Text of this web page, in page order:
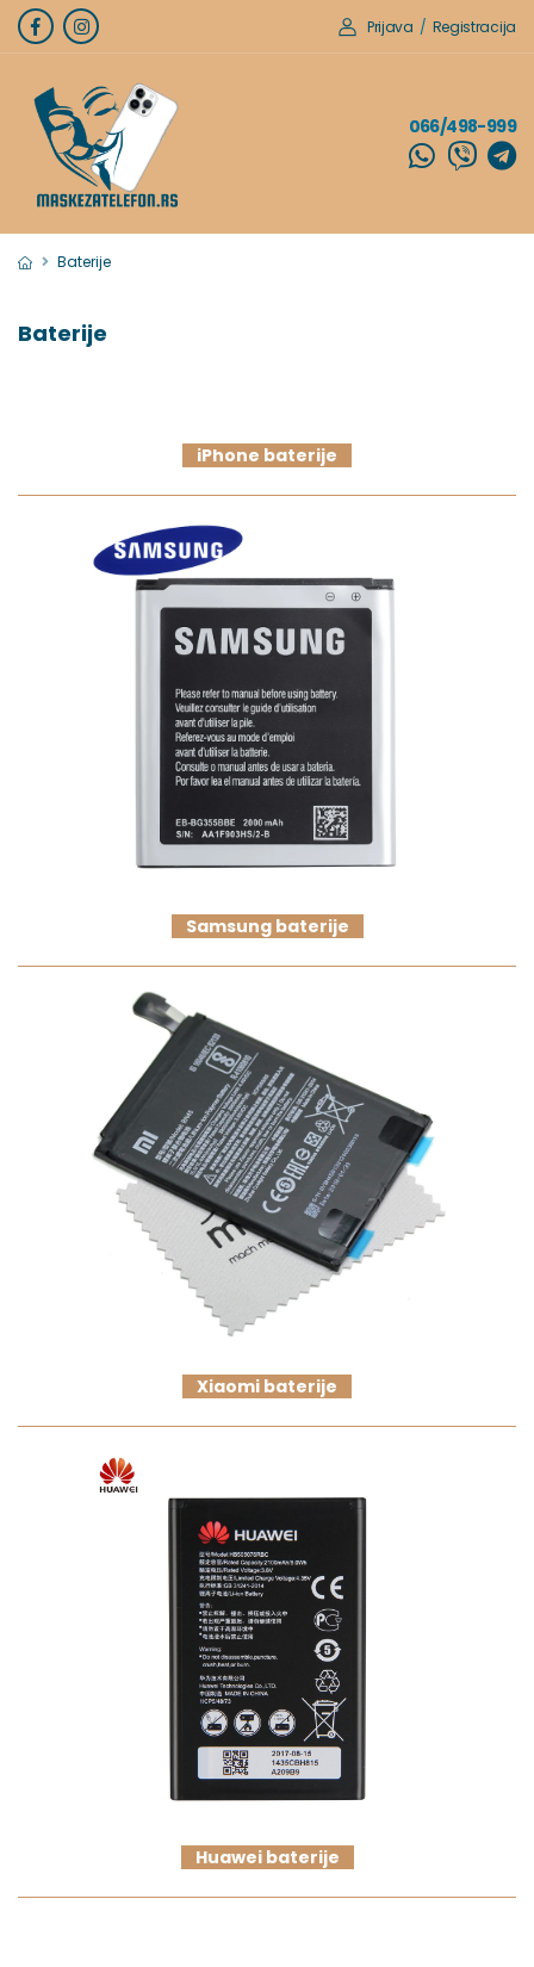
Prijava / Registracija
066/498-999
Baterije
Baterije
iPhone baterije
Samsung baterije
Xiaomi baterije
Huawei baterije